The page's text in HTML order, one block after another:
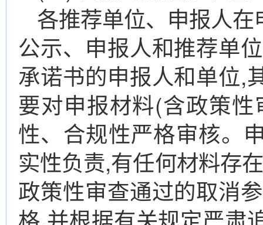
各推荐单位、申报人
公示、申报人和推荐单
承诺书的申报人和单位,
要对申报材料(含政策
性、合规性严格审核。
实性负责,有任何材料存
政策性审查通过的取消